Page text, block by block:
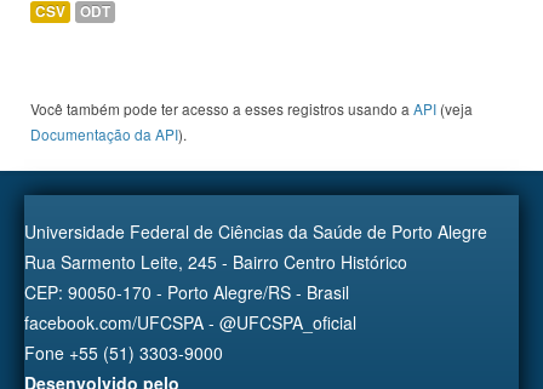
CSV ODT
Você também pode ter acesso a esses registros usando a API (veja
Documentação da API).
Universidade Federal de Ciências da Saúde de Porto Alegre
Rua Sarmento Leite, 245 - Bairro Centro Histórico
CEP: 90050-170 - Porto Alegre/RS - Brasil
facebook.com/UFCSPA - @UFCSPA_oficial
Fone +55 (51) 3303-9000
Desenvolvido pelo